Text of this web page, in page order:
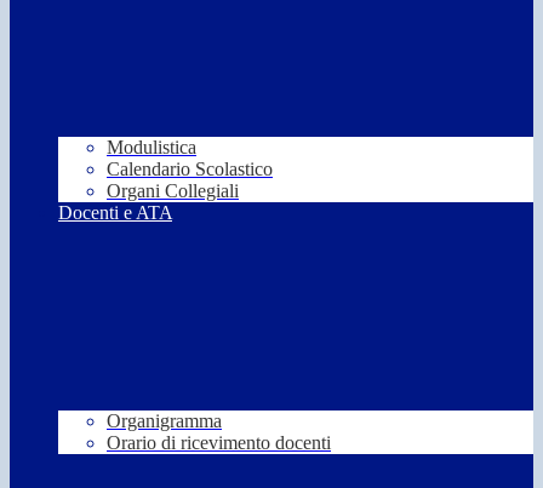
Modulistica
Calendario Scolastico
Organi Collegiali
Docenti e ATA
Organigramma
Orario di ricevimento docenti